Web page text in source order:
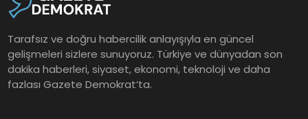
Tarafsız ve doğru habercilik anlayışıyla en güncel
gelişmeleri sizlere sunuyoruz. Türkiye ve dünyadan son
dakika haberleri, siyaset, ekonomi, teknoloji ve daha
fazlası Gazete Demokrat’ta.